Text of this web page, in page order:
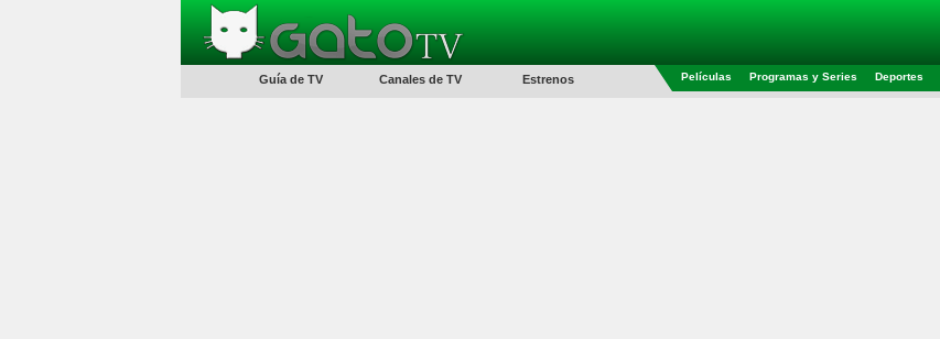
Guía de TV Canales de TV Estrenos Películas Programas y Series Deportes